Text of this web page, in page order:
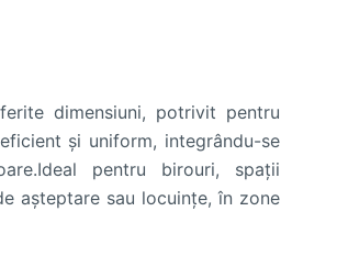
dimensiuni, potrivit pentru
și uniform, integrându-se
pentru birouri, spații
așteptare sau locuințe, în zone